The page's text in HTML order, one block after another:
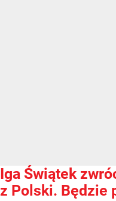
Iga Świątek
z Polski. Będzie